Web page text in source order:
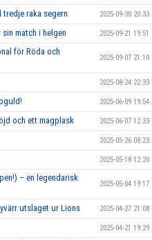
tredje raka segern 2025-09-30 20:33
match i helgen 2025-09-21 19:51
för Röda och
2025-09-07 21:10
2025-08-24 22:33
2025-06-09 19:54
och ett magplask 2025-06-07 12:33
2025-05-26 08:23
2025-05-18 12:20
– en legendarisk
2025-05-04 19:17
utslaget ur Lions 2025-04-27 21:08
2025-04-21 19:29